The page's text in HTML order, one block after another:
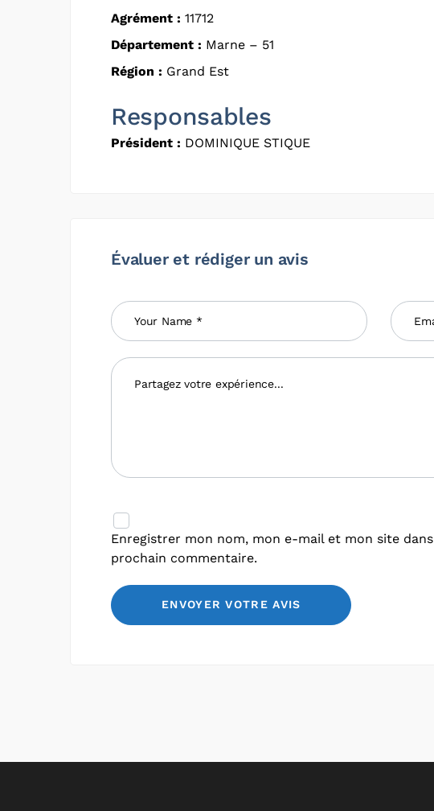
Agrément : 11712
Département : Marne – 51
Région : Grand Est
Responsables
Président : DOMINIQUE STIQUE
Évaluer et rédiger un avis
Enregistrer mon nom, mon e-mail et mon site
prochain commentaire.